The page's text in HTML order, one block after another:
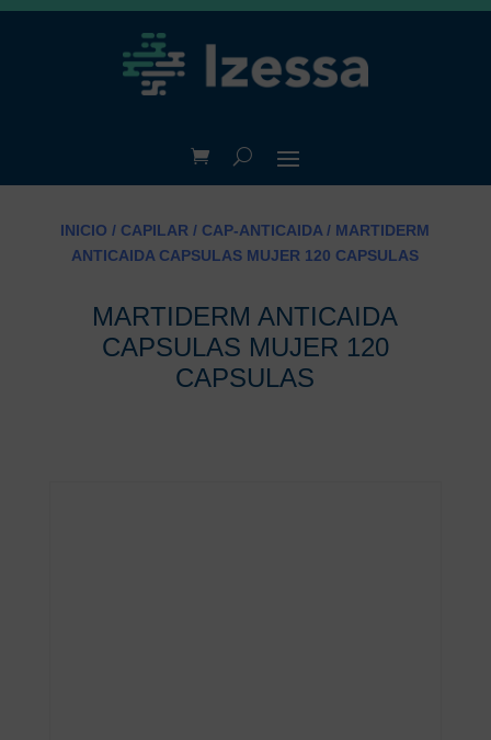
INICIO / CAPILAR / CAP-ANTICAIDA / MARTIDERM
ANTICAIDA CAPSULAS MUJER 120 CAPSULAS
MARTIDERM ANTICAIDA
CAPSULAS MUJER 120
CAPSULAS